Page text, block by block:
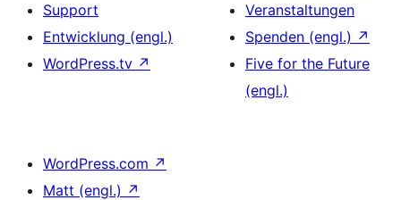
Support
Entwicklung (engl.)
WordPress.tv ↗
Veranstaltungen
Spenden (engl.) ↗
Five for the Future
(engl.)
WordPress.com ↗
Matt (engl.) ↗